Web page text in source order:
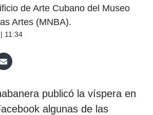
de Arte Cubano del Museo
Artes (MNBA).
11:34
publicó la víspera en
algunas de las